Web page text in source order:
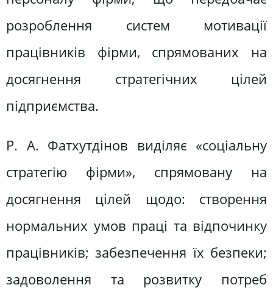
розроблення систем мотивації
працівників фірми, спрямованих на
досягнення стратегічних цілей
підприємства.
Р. А. Фатхутдінов виділяє «соціальну
стратегію фірми», спрямовану на
досягнення цілей щодо: створення
нормальних умов праці та відпочинку
працівників; забезпечення їх безпеки;
задоволення та розвитку потреб